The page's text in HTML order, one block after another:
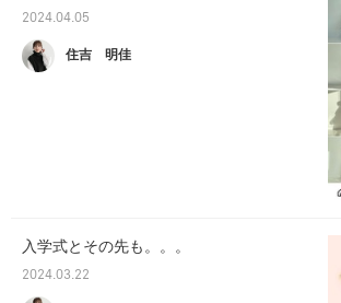
2024.04.05
住吉 明佳
入学式とその先も。。。
2024.03.22